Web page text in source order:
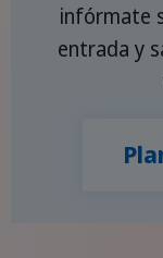
infórmate
entrada y